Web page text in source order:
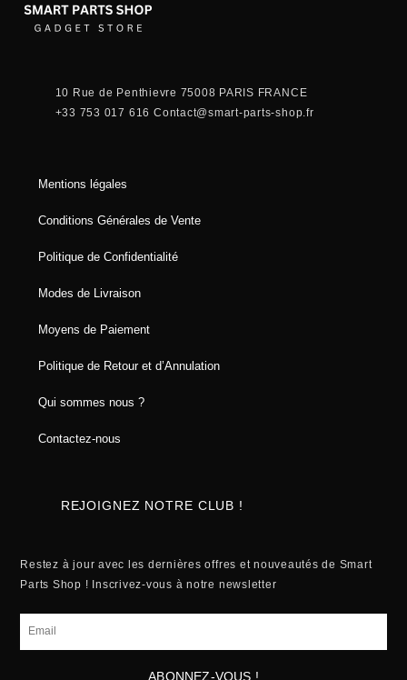
10 Rue de Penthievre 75008 PARIS FRANCE
+33 753 017 616 Contact@smart-parts-shop.fr
Mentions légales
Conditions Générales de Vente
Politique de Confidentialité
Modes de Livraison
Moyens de Paiement
Politique de Retour et d’Annulation
Qui sommes nous ?
Contactez-nous
REJOIGNEZ NOTRE CLUB !
Restez à jour avec les dernières offres et nouveautés de Smart
Parts Shop ! Inscrivez-vous à notre newsletter
ABONNEZ-VOUS !